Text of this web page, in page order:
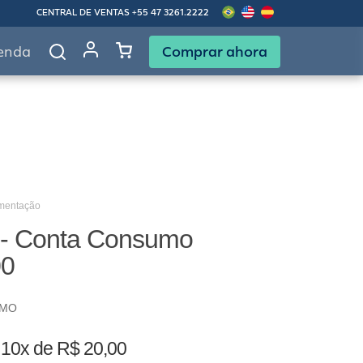
CENTRAL DE VENTAS +55 47 3261.2222
Comprar ahora
Conta Consumo
10x de R$ 20,00